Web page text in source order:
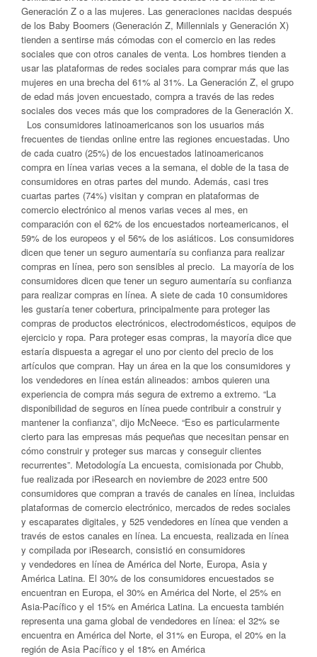
Generación Z o a las mujeres. Las generaciones nacidas después
de los Baby Boomers (Generación Z, Millennials y Generación X)
tienden a sentirse más cómodas con el comercio en las redes
sociales que con otros canales de venta. Los hombres tienden a
usar las plataformas de redes sociales para comprar más que las
mujeres en una brecha del 61% al 31%. La Generación Z, el grupo
de edad más joven encuestado, compra a través de las redes
sociales dos veces más que los compradores de la Generación X.
Los consumidores latinoamericanos son los usuarios más
frecuentes de tiendas online entre las regiones encuestadas. Uno
de cada cuatro (25%) de los encuestados latinoamericanos
compra en línea varias veces a la semana, el doble de la tasa de
consumidores en otras partes del mundo. Además, casi tres
cuartas partes (74%) visitan y compran en plataformas de
comercio electrónico al menos varias veces al mes, en
comparación con el 62% de los encuestados norteamericanos, el
59% de los europeos y el 56% de los asiáticos. Los consumidores
dicen que tener un seguro aumentaría su confianza para realizar
compras en línea, pero son sensibles al precio. La mayoría de los
consumidores dicen que tener un seguro aumentaría su confianza
para realizar compras en línea. A siete de cada 10 consumidores
les gustaría tener cobertura, principalmente para proteger las
compras de productos electrónicos, electrodomésticos, equipos de
ejercicio y ropa. Para proteger esas compras, la mayoría dice que
estaría dispuesta a agregar el uno por ciento del precio de los
artículos que compran. Hay un área en la que los consumidores y
los vendedores en línea están alineados: ambos quieren una
experiencia de compra más segura de extremo a extremo. “La
disponibilidad de seguros en línea puede contribuir a construir y
mantener la confianza”, dijo McNeece. “Eso es particularmente
cierto para las empresas más pequeñas que necesitan pensar en
cómo construir y proteger sus marcas y conseguir clientes
recurrentes”. Metodología La encuesta, comisionada por Chubb,
fue realizada por iResearch en noviembre de 2023 entre 500
consumidores que compran a través de canales en línea, incluidas
plataformas de comercio electrónico, mercados de redes sociales
y escaparates digitales, y 525 vendedores en línea que venden a
través de estos canales en línea. La encuesta, realizada en línea
y compilada por iResearch, consistió en consumidores
y vendedores en línea de América del Norte, Europa, Asia y
América Latina. El 30% de los consumidores encuestados se
encuentran en Europa, el 30% en América del Norte, el 25% en
Asia-Pacífico y el 15% en América Latina. La encuesta también
representa una gama global de vendedores en línea: el 32% se
encuentra en América del Norte, el 31% en Europa, el 20% en la
región de Asia Pacífico y el 18% en América